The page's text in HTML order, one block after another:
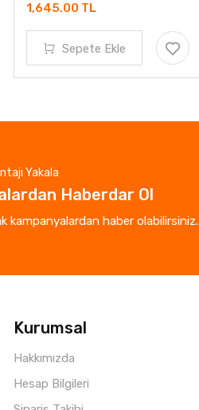
1,645.00 TL
Sepete Ekle
Yakala
Haberdar Ol
kampanyalardan haber olabilirsiniz.
Kurumsal
Hakkımızda
Hesap Bilgileri